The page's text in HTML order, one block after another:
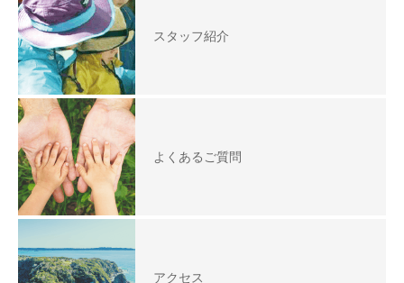
スタッフ紹介
よくあるご質問
アクセス